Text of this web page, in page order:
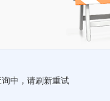
中，请刷新重试